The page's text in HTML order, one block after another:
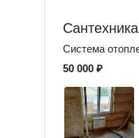
Сантехника
Система
50 000 ₽